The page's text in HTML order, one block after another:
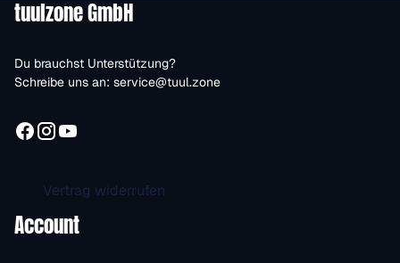
tuulzone GmbH
Du brauchst Unterstützung?
Schreibe uns an: service@tuul.zone
Vertrag widerrufen
Account